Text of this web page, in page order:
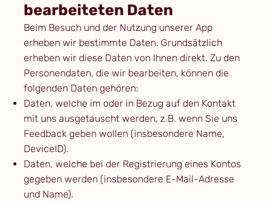
bearbeiteten Daten
Beim Besuch und der Nutzung unserer App
erheben wir bestimmte Daten. Grundsätzlich
erheben wir diese Daten von Ihnen direkt. Zu den
Personendaten, die wir bearbeiten, können die
folgenden Daten gehören:
Daten, welche im oder in Bezug auf den Kontakt
mit uns ausgetauscht werden, z.B. wenn Sie uns
Feedback geben wollen (insbesondere Name,
DeviceID).
Daten, welche bei der Registrierung eines Kontos
gegeben werden (insbesondere E-Mail-Adresse
und Name).